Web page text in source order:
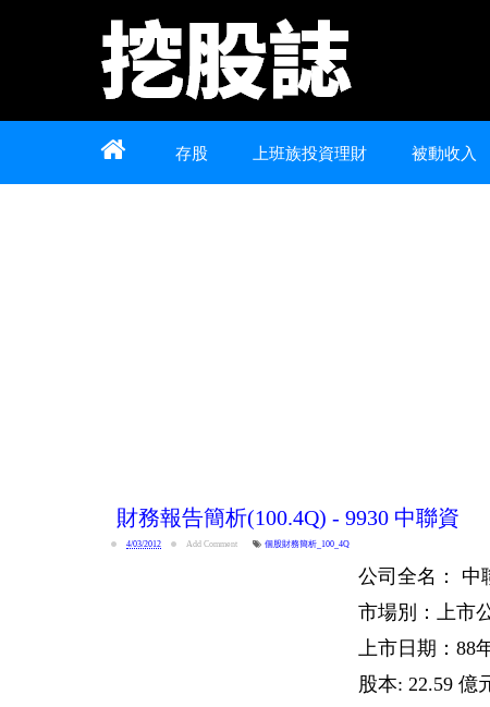
Home About Contact
存股 上班族投資理財 被動收入
財務報告簡析(100.4Q) - 9930 中聯資
4/03/2012 Add Comment 個股財務簡析_100_4Q
公司全名： 中
市場別：上市
上市日期：88
股本: 22.59 億